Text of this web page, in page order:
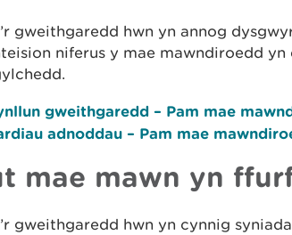
gweithgaredd hwn yn annog
niferus y mae mawndiroedd yn
gweithgaredd – Pam mae
adnoddau – Pam mae
mae mawn yn
gweithgaredd hwn yn cynnig